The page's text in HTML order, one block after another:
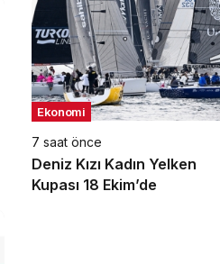
Ekonomi
7 saat önce
Deniz Kızı Kadın Yelken
Kupası 18 Ekim’de